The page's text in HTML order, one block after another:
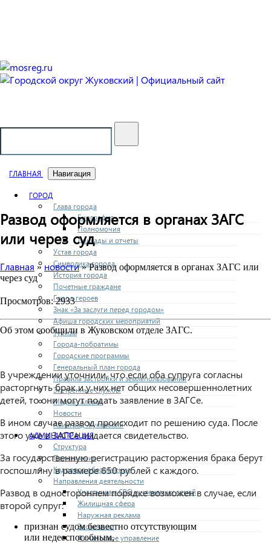
ГЛАВНАЯ Навигация
ГОРОД
Глава города
Биография
Полномочия
Доклады и отчеты
Устав города
Символика города
История города
Почетные граждане
Город героев
Знак «За заслуги перед городом»
Афиша городских мероприятий
Туризм
Города-побратимы
Городские программы
Генеральный план города
Правила застройки и землепользования
Экстренные службы
Медиа галерея
Новости
Авиаград Жуковский
АДМИНИСТРАЦИЯ
Структура
Полномочия
Кадровое обеспечение
Направления деятельности
Участникам СВО и членам их семей
Жилищная сфера
Наружная реклама
Экономика
Финансовое управление
Развод оформляется в органах ЗАГС
или через суд
Главная » новости» Развод оформляется в органах ЗАГС или
через суд
Просмотров: 2933
Об этом сообщили в Жуковском отделе ЗАГС.
В учреждении уточнили, что если оба супруга согласны
расторгнуть брак и у них нет общих несовершеннолетних
детей, то они могут подать заявление в ЗАГСе.
В ином случае развод происходит по решению суда. После
этого уже в ЗАГСе выдается свидетельство.
За государственную регистрацию расторжения брака берут
госпошлину в размере 650 рублей с каждого.
Развод в одностороннем порядке возможен в случае, если
второй супруг:
признан судом безвестно отсутствующим
или недееспособным,